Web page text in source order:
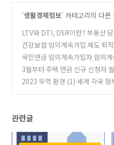
'생활경제정보' 카테고리의 다른
LTV와 DTI, DSR이란? 부동산
제 비율 알아보기 (0)
건강보험 임의계속가입 제도 퇴
건강 보험료 유지 가능
(0)
국민연금 임의계속가입자 임의
3월부터 주택 연금 신규 신청자
인하 조정
(0)
2023 무역 환경 (1) 세계 각국 정
관련글